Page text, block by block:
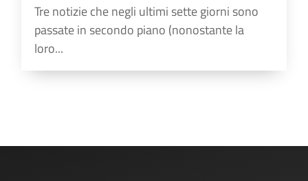
Tre notizie che negli ultimi sette giorni sono
passate in secondo piano (nonostante la
loro...